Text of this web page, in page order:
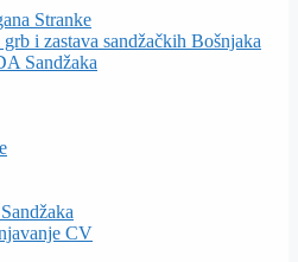
Stranke
i zastava sandžačkih Bošnjaka
Sandžaka
CV